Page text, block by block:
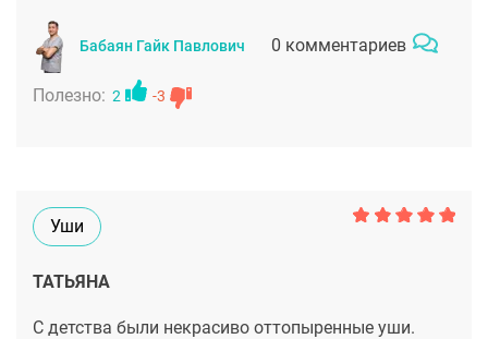
пряча уши за волосами, как же долго я об этом
мечтала!
Бабаян Гайк Павлович 0 комментариев
Полезно: 2 -3
Уши
ТАТЬЯНА
С детства были некрасиво оттопыренные уши.